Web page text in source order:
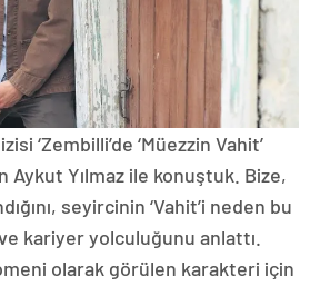
‘Zembilli’de ‘Müezzin Vahit’
Aykut Yılmaz ile konuştuk. Bize,
seyircinin ‘Vahit’i neden bu
kariyer yolculuğunu anlattı.
olarak görülen karakteri için